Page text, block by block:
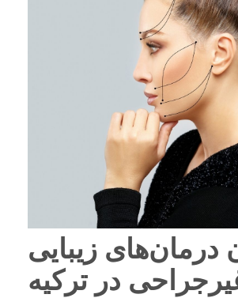
درمان‌های زیبایی
در ترکیه